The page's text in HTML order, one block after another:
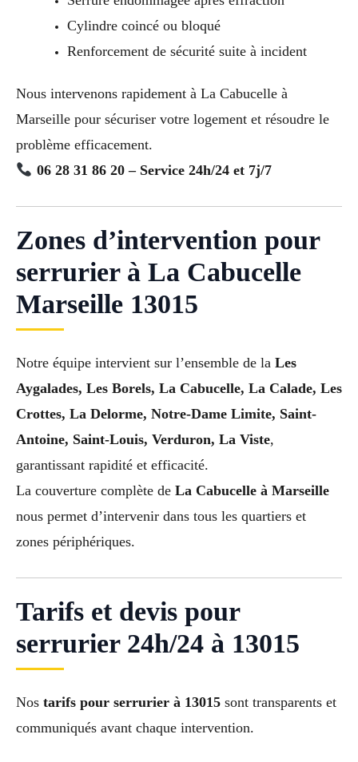
Cylindre coincé ou bloqué
Renforcement de sécurité suite à incident
Nous intervenons rapidement à La Cabucelle à
Marseille pour sécuriser votre logement et résoudre le
problème efficacement.
06 28 31 86 20 – Service 24h/24 et 7j/7
Zones d’intervention pour
serrurier à La Cabucelle
Marseille 13015
Notre équipe intervient sur l’ensemble de la Les
Aygalades, Les Borels, La Cabucelle, La Calade, Les
Crottes, La Delorme, Notre-Dame Limite, Saint-
Antoine, Saint-Louis, Verduron, La Viste,
garantissant rapidité et efficacité.
La couverture complète de La Cabucelle à Marseille
nous permet d’intervenir dans tous les quartiers et
zones périphériques.
Tarifs et devis pour
serrurier 24h/24 à 13015
Nos tarifs pour serrurier à 13015 sont transparents et
communiqués avant chaque intervention.